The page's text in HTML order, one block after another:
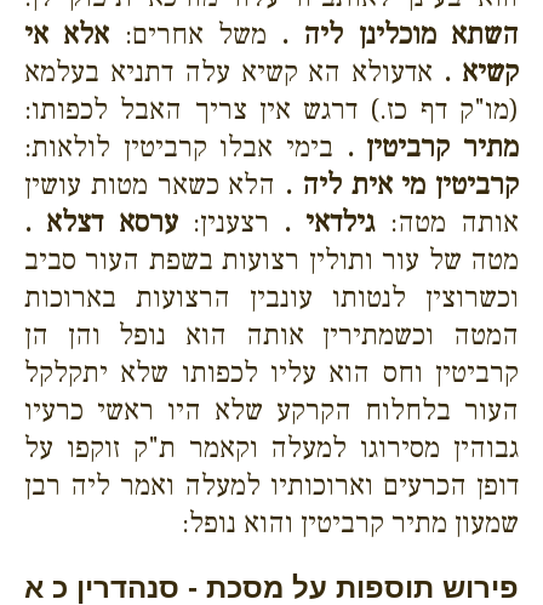
השתא מוכלינן ליה . משל אחרים: אלא אי
קשיא . אדעולא הא קשיא עלה דתניא בעלמא
(מו"ק דף כז.) דרגש אין צריך האבל לכפותו:
מתיר קרביטין . בימי אבלו קרביטין לולאות:
קרביטין מי אית ליה . הלא כשאר מטות עושין
אותה מטה:גילדאי . רצענין:ערסא דצלא .
מטה של עור ותולין רצועות בשפת העור סביב
וכשרוצין לנטותו עונבין הרצועות בארוכות
המטה וכשמתירין אותה הוא נופל והן הן
קרביטין וחס הוא עליו לכפותו שלא יתקלקל
העור בלחלוח הקרקע שלא היו ראשי כרעיו
גבוהין מסירוגו למעלה וקאמר ת"ק זוקפו על
דופן הכרעים וארוכותיו למעלה ואמר ליה רבן
שמעון מתיר קרביטין והוא נופל:
פירוש תוספות על מסכת - סנהדרין כ א